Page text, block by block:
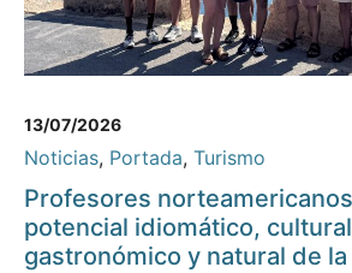
13/07/2026
Noticias, Portada, Turismo
Profesores
potencial idiomático,
gastronómico y natural de la